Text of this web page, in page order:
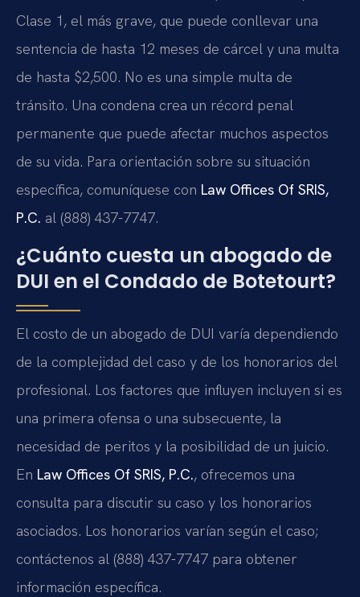
Clase 1, el más grave, que puede conllevar una
sentencia de hasta 12 meses de cárcel y una multa
de hasta $2,500. No es una simple multa de
tránsito. Una condena crea un récord penal
permanente que puede afectar muchos aspectos
de su vida. Para orientación sobre su situación
específica, comuníquese con Law Offices Of SRIS,
P.C. al (888) 437-7747.
¿Cuánto cuesta un abogado de
DUI en el Condado de Botetourt?
El costo de un abogado de DUI varía dependiendo
de la complejidad del caso y de los honorarios del
profesional. Los factores que influyen incluyen si es
una primera ofensa o una subsecuente, la
necesidad de peritos y la posibilidad de un juicio.
En Law Offices Of SRIS, P.C., ofrecemos una
consulta para discutir su caso y los honorarios
asociados. Los honorarios varían según el caso;
contáctenos al (888) 437-7747 para obtener
información específica.